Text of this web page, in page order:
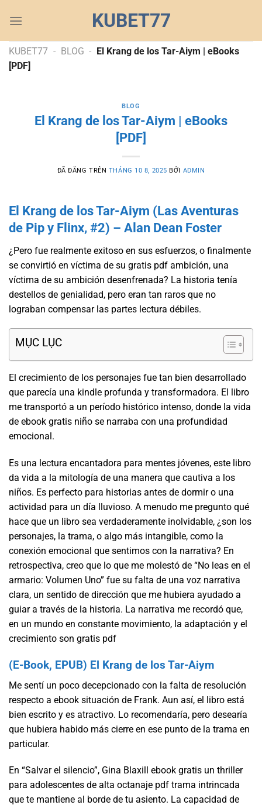
đến
dung
KUBET77
KUBET77 - BLOG - El Krang de los Tar-Aiym | eBooks
[PDF]
BLOG
El Krang de los Tar-Aiym | eBooks
[PDF]
ĐÃ ĐĂNG TRÊN THÁNG 10 8, 2025 BỞI ADMIN
El Krang de los Tar-Aiym (Las Aventuras
de Pip y Flinx, #2) – Alan Dean Foster
¿Pero fue realmente exitoso en sus esfuerzos, o finalmente
se convirtió en víctima de su gratis pdf ambición, una
víctima de su ambición desenfrenada? La historia tenía
destellos de genialidad, pero eran tan raros que no
lograban compensar las partes lectura débiles.
MỤC LỤC
El crecimiento de los personajes fue tan bien desarrollado
que parecía una kindle profunda y transformadora. El libro
me transportó a un período histórico intenso, donde la vida
de ebook gratis niño se narraba con una profundidad
emocional.
Es una lectura encantadora para mentes jóvenes, este libro
da vida a la mitología de una manera que cautiva a los
niños. Es perfecto para historias antes de dormir o una
actividad para un día lluvioso. A menudo me pregunto qué
hace que un libro sea verdaderamente inolvidable, ¿son los
personajes, la trama, o algo más intangible, como la
conexión emocional que sentimos con la narrativa? En
retrospectiva, creo que lo que me molestó de “No leas en el
armario: Volumen Uno” fue su falta de una voz narrativa
clara, un sentido de dirección que me hubiera ayudado a
guiar a través de la historia. La narrativa me recordó que,
en un mundo en constante movimiento, la adaptación y el
crecimiento son gratis pdf
(E-Book, EPUB) El Krang de los Tar-Aiym
Me sentí un poco decepcionado con la falta de resolución
respecto a ebook situación de Frank. Aun así, el libro está
bien escrito y es atractivo. Lo recomendaría, pero desearía
que hubiera habido más cierre en ese punto de la trama en
particular.
En “Salvar el silencio”, Gina Blaxill ebook gratis un thriller
para adolescentes de alta octanaje pdf trama intrincada
que te mantiene al borde de tu asiento. La capacidad de